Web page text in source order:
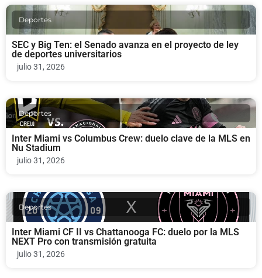
Deportes
SEC y Big Ten: el Senado avanza en el proyecto de ley
de deportes universitarios
julio 31, 2026
Deportes
Inter Miami vs Columbus Crew: duelo clave de la MLS en
Nu Stadium
julio 31, 2026
Deportes
Inter Miami CF II vs Chattanooga FC: duelo por la MLS
NEXT Pro con transmisión gratuita
julio 31, 2026